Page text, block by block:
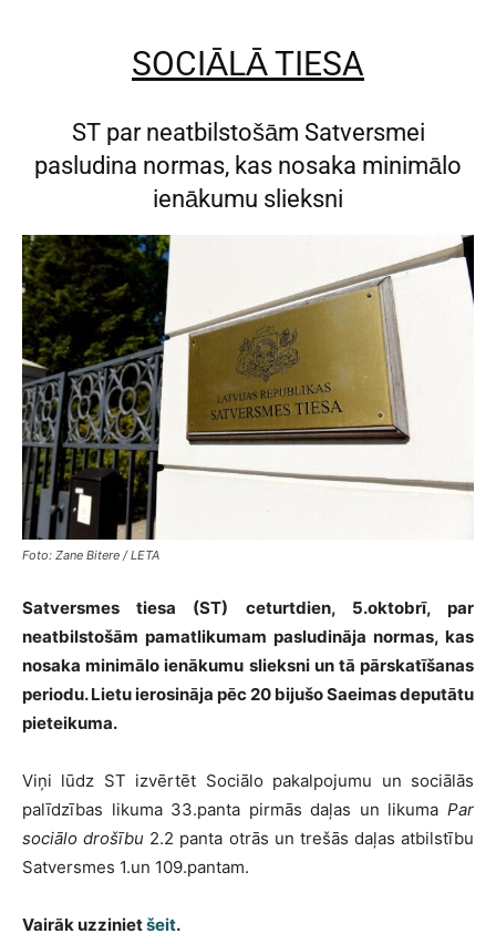
SOCIĀLĀ TIESA
ST par neatbilstošām Satversmei
pasludina normas, kas nosaka minimālo
ienākumu slieksni
Foto: Zane Bitere / LETA
Satversmes tiesa (ST) ceturtdien, 5.oktobrī, par
neatbilstošām pamatlikumam pasludināja normas, kas
nosaka minimālo ienākumu slieksni un tā pārskatīšanas
periodu. Lietu ierosināja pēc 20 bijušo Saeimas deputātu
pieteikuma.
Viņi lūdz ST izvērtēt Sociālo pakalpojumu un sociālās
palīdzības likuma 33.panta pirmās daļas un likuma Par
sociālo drošību 2.2 panta otrās un trešās daļas atbilstību
Satversmes 1.un 109.pantam.
Vairāk uzzinietšeit.